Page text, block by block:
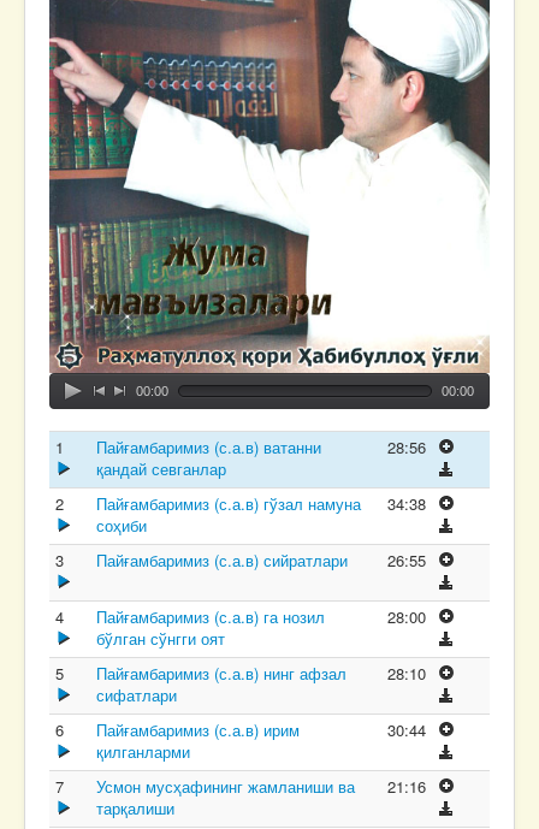
00:00 00:00
1
Пайғамбаримиз (с.а.в) ватанни
қандай севганлар
28:56
2
Пайғамбаримиз (с.а.в) гўзал намуна
соҳиби
34:38
3 Пайғамбаримиз (с.а.в) сийратлари 26:55
4
Пайғамбаримиз (с.а.в) га нозил
бўлган сўнгги оят
28:00
5
Пайғамбаримиз (с.а.в) нинг афзал
сифатлари
28:10
6
Пайғамбаримиз (с.а.в) ирим
қилганларми
30:44
7
Усмон мусҳафининг жамланиши ва
тарқалиши
21:16